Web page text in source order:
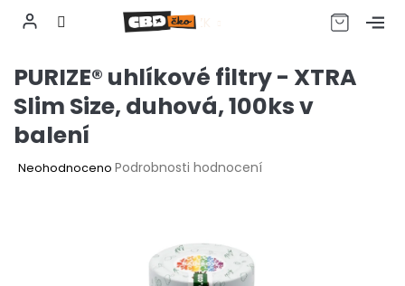
obsah
CZK
PURIZE® uhlíkové filtry - XTRA
Slim Size, duhová, 100ks v
balení
Průměrné
Neohodnoceno Podrobnosti hodnocení